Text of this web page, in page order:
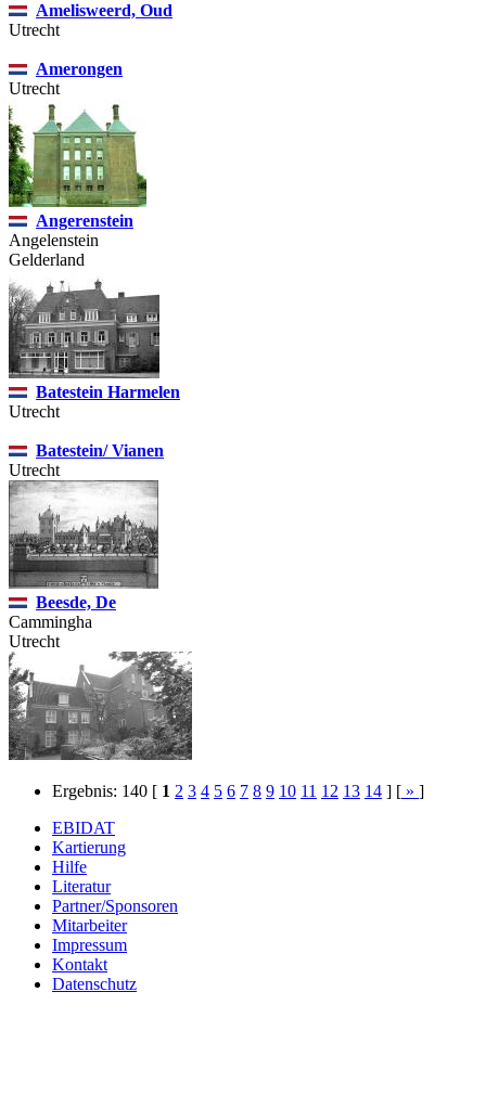
Amelisweerd, Oud
Utrecht
Amerongen
Utrecht
Angerenstein
Angelenstein
Gelderland
Batestein Harmelen
Utrecht
Batestein/ Vianen
Utrecht
Beesde, De
Cammingha
Utrecht
Ergebnis: 140 [ 1 2 3 4 5 6 7 8 9 10 11 12 13 14 ] [ » ]
EBIDAT
Kartierung
Hilfe
Literatur
Partner/Sponsoren
Mitarbeiter
Impressum
Kontakt
Datenschutz